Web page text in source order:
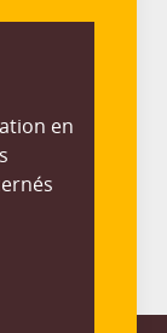
en